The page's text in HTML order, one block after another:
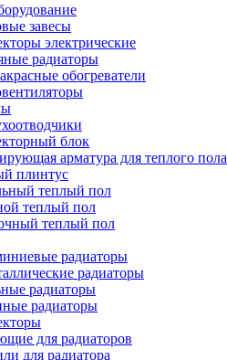
завесы
электрические
радиаторы
обогреватели
блок
арматура для теплого пола
плинтус
теплый пол
теплый пол
теплый пол
радиаторы
радиаторы
радиаторы
радиаторы
для радиаторов
для радиатора